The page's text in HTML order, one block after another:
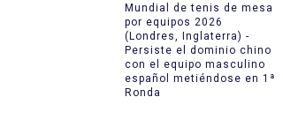
Mundial de tenis de mesa
por equipos 2026
(Londres, Inglaterra) -
Persiste el dominio chino
con el equipo masculino
español metiéndose en 1ª
Ronda